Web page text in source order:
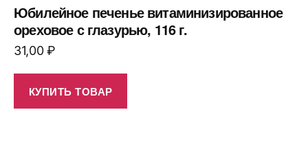
Юбилейное печенье витаминизированное
ореховое с глазурью, 116 г.
31,00₽
КУПИТЬ ТОВАР